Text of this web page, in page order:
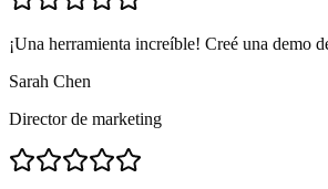
¡Una herramienta increíble! Creé una demo
Sarah Chen
Director de marketing